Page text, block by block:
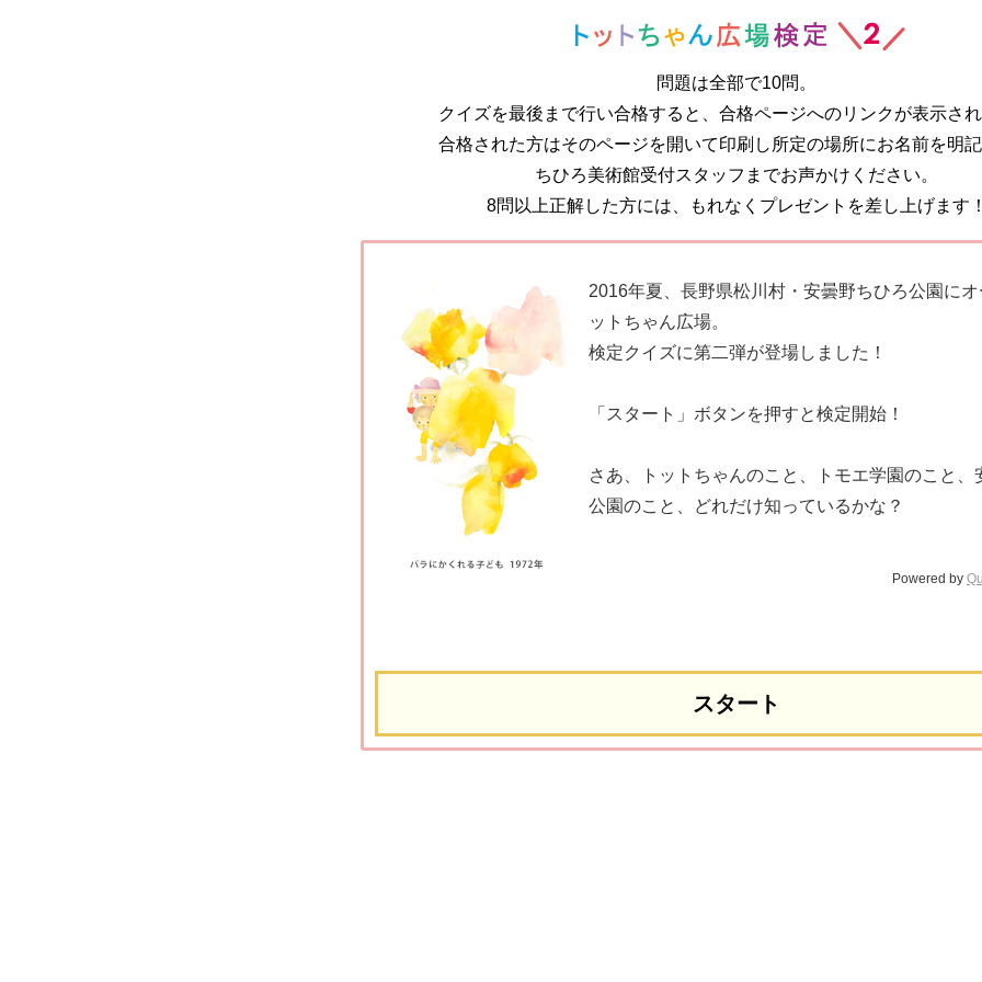
問題は全部で10問。
クイズを最後まで行い合格すると、合格ページへのリンクが表示され
合格された方はそのページを開いて印刷し所定の場所にお名前を明記
ちひろ美術館受付スタッフまでお声かけください。
8問以上正解した方には、もれなくプレゼントを差し上げます！
2016年夏、長野県松川村・安曇野ちひろ公園にオ
ットちゃん広場。
検定クイズに第二弾が登場しました！
「スタート」ボタンを押すと検定開始！
さあ、トットちゃんのこと、トモエ学園のこと、
公園のこと、どれだけ知っているかな？
Powered by
スタート